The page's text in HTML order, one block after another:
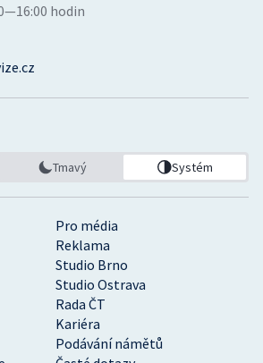
Pro média
Reklama
Studio Brno
Studio Ostrava
Rada ČT
Kariéra
Podávání námětů
hodin
Tmavý Systém